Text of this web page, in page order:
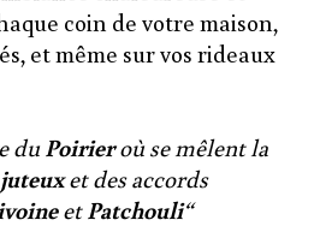
coin de votre maison,
et même sur vos rideaux
du Poirieroù se mêlent la
juteuxet des accords
etPatchouli“